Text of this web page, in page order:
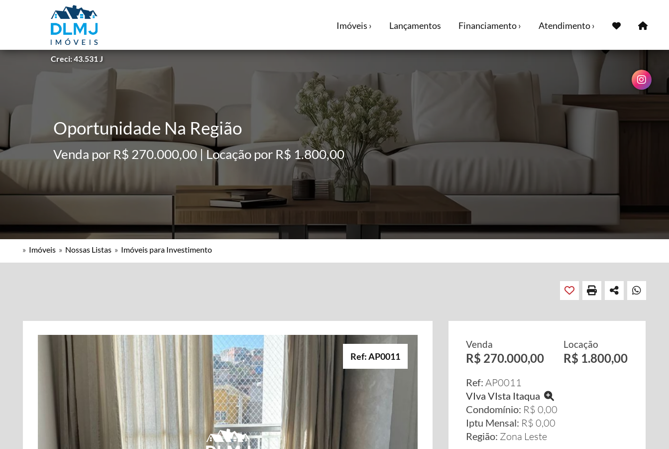
Creci: 43.531 J
Imóveis › Lançamentos Financiamento › Atendimento ›
Oportunidade Na Região
Venda por R$ 270.000,00 | Locação por R$ 1.800,00
» Imóveis » Nossas Listas » Imóveis para Investimento
Ref: AP0011
Venda
R$ 270.000,00
Locação
R$ 1.800,00
Ref: AP0011
VIva VIsta Itaqua
Condomínio: R$ 0,00
Iptu Mensal: R$ 0,00
Região: Zona Leste